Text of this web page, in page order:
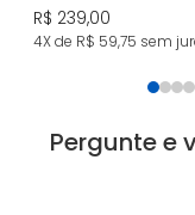
R$ 239,00
4X de R$ 59,75 sem
Pergunte e